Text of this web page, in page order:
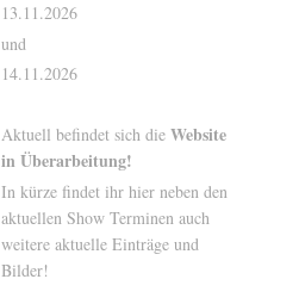
13.11.2026
und
14.11.2026
Aktuell befindet sich die Website
in Überarbeitung!
In kürze findet ihr hier neben den
aktuellen Show Terminen auch
weitere aktuelle Einträge und
Bilder!